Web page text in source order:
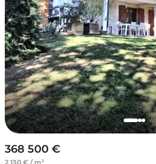
368 500 €
2 130 € / m²